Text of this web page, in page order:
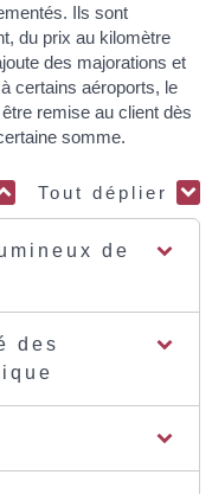
Ils sont
du prix au kilomètre
des majorations et
certains aéroports, le
remise au client dès
somme.
Tout déplier
de
des